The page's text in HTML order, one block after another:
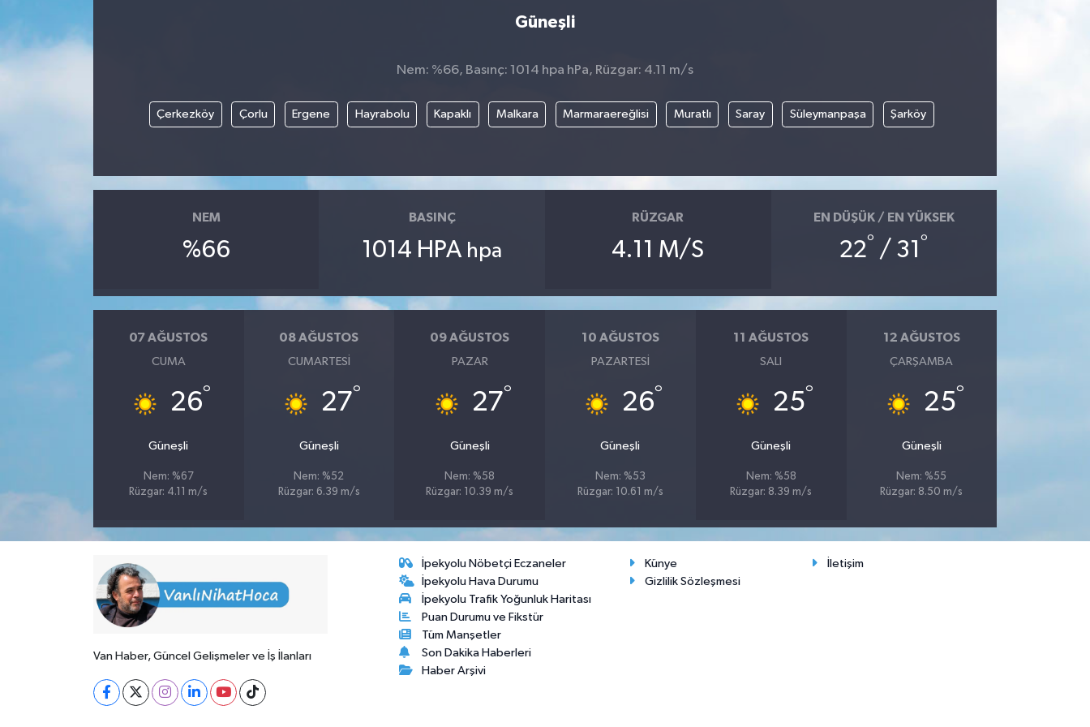
Güneşli
Nem: %66, Basınç: 1014 hpa hPa, Rüzgar: 4.11 m/s
Çerkezköy Çorlu Ergene Hayrabolu Kapaklı Malkara Marmaraereğlisi Muratlı Saray Süleymanpaşa Şarköy
NEM
%66
BASINÇ
1014 HPA hpa
RÜZGAR
4.11 M/S
EN DÜŞÜK / EN YÜKSEK
22° / 31 °
07 AĞUSTOS
CUMA
26°
Güneşli
Nem: %67
Rüzgar: 4.11 m/s
08 AĞUSTOS
CUMARTESI
27°
Güneşli
Nem: %52
Rüzgar: 6.39 m/s
09 AĞUSTOS
PAZAR
27°
Güneşli
Nem: %58
Rüzgar: 10.39 m/s
10 AĞUSTOS
PAZARTESI
26°
Güneşli
Nem: %53
Rüzgar: 10.61 m/s
11 AĞUSTOS
SALI
25°
Güneşli
Nem: %58
Rüzgar: 8.39 m/s
12 AĞUSTOS
ÇARŞAMBA
25°
Güneşli
Nem: %55
Rüzgar: 8.50 m/s
Van Haber, Güncel Gelişmeler ve İş İlanları
İpekyolu Nöbetçi Eczaneler
İpekyolu Hava Durumu
İpekyolu Trafik Yoğunluk Haritası
Puan Durumu ve Fikstür
Tüm Manşetler
Son Dakika Haberleri
Haber Arşivi
Künye
İletişim
Gizlilik Sözleşmesi